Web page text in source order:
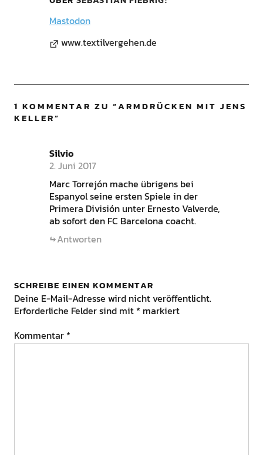
Mastodon
www.textilvergehen.de
1 KOMMENTAR ZU “ARMDRÜCKEN MIT JENS
KELLER”
Silvio
2. Juni 2017
Marc Torrejón mache übrigens bei
Espanyol seine ersten Spiele in der
Primera División unter Ernesto Valverde,
ab sofort den FC Barcelona coacht.
Antworten
SCHREIBE EINEN KOMMENTAR
Deine E-Mail-Adresse wird nicht veröffentlicht.
Erforderliche Felder sind mit * markiert
Kommentar *